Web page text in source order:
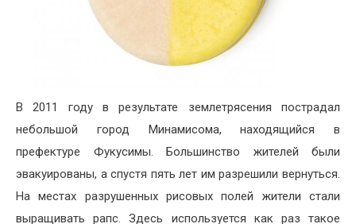
В 2011 году в результате землетрясения пострадал
небольшой город Минамисома, находящийся в
префектуре Фукусимы. Большинство жителей были
эвакуированы, а спустя пять лет им разрешили вернуться.
На местах разрушенных рисовых полей жители стали
выращивать рапс. Здесь используется как раз такое